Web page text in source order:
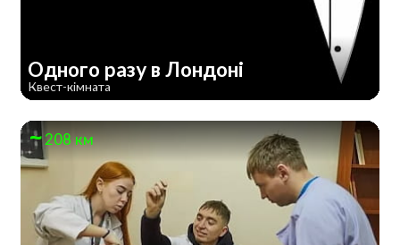
Одного разу в Лондоні
Квест-кімната
208 км